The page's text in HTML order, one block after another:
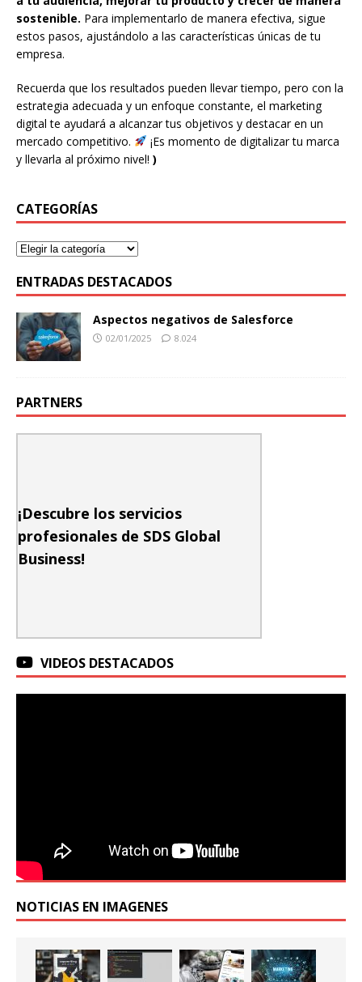
sostenible. Para implementarlo de manera efectiva, sigue
estos pasos, ajustándolo a las características únicas de tu
empresa.
Recuerda que los resultados pueden llevar tiempo, pero con la
estrategia adecuada y un enfoque constante, el marketing
digital te ayudará a alcanzar tus objetivos y destacar en un
mercado competitivo.
¡Es momento de digitalizar tu marca
y llevarla al próximo nivel! )
CATEGORÍAS
ENTRADAS DESTACADOS
Aspectos negativos de Salesforce
02/01/2025 8.024
PARTNERS
¡Descubre los servicios
profesionales de SDS Global
Business!
VIDEOS DESTACADOS
NOTICIAS EN IMAGENES